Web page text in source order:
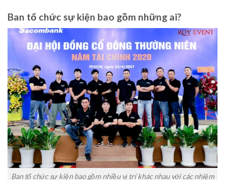
Ban tổ chức sự kiện bao gồm những ai?
Ban tổ chức sự kiện bao gồm nhiều vị trí khác nhau với các nhiệm